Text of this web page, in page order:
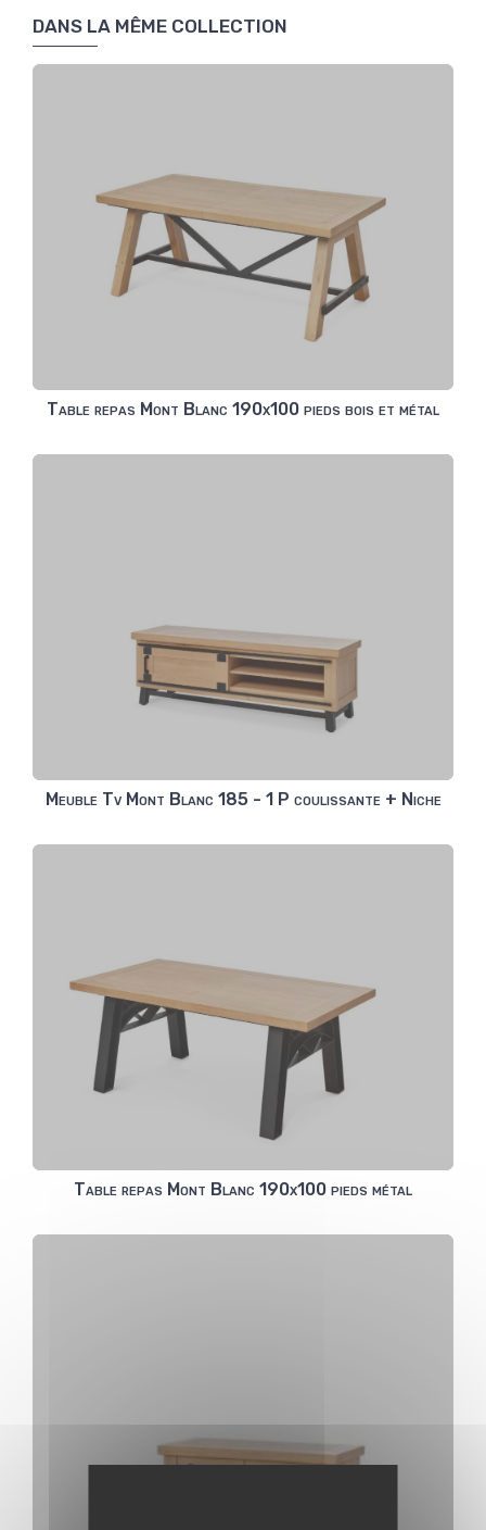
DANS LA MÊME COLLECTION
Table repas Mont Blanc 190x100 pieds bois et métal
Meuble Tv Mont Blanc 185 - 1 P coulissante + Niche
Table repas Mont Blanc 190x100 pieds métal